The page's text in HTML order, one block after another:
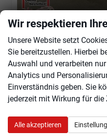
Skoda Karoq
sofort lieferbar Fahrzeug mit
Fahrzeugnr. 103451
Kraftstoff Benzin
Leistung 140 kW (190 PS)
45.655,– €
Wir respektieren
Unsere Website setzt
Sie bereitzustellen. Hierbei
Auswahl und verarbeiten
Analytics und
Einverständnis geben. Sie
jederzeit mit Wirkung für
Alle akzeptieren